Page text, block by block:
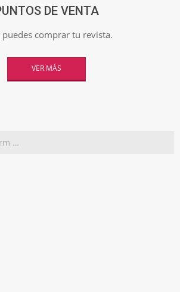
DE VENTA
comprar tu revista.
VER MÁS